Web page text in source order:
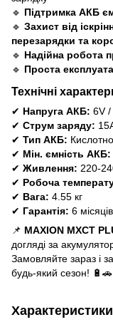
🔹 Підтримка АКБ
🔹 Захист від
перезарядки та
🔹 Надійна робота
🔹 Проста
Технічні
✔ Напруга АКБ: 6V /
✔ Струм заряду:
✔ Тип АКБ:
✔ Мін. ємність АКБ:
✔ Живлення: 220-
✔ Робоча
✔ Вага: 4.55 кг
✔ Гарантія: 6 місяців
📌 MAXION MXCT
догляді за
Замовляйте зараз і
будь-який сезон! 🔋🚗
Характеристики